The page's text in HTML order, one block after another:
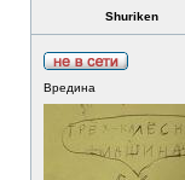
Shuriken
Вредина